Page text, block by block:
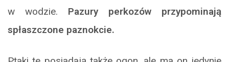
w wodzie. Pazury perkozów przypominają
spłaszczone paznokcie.